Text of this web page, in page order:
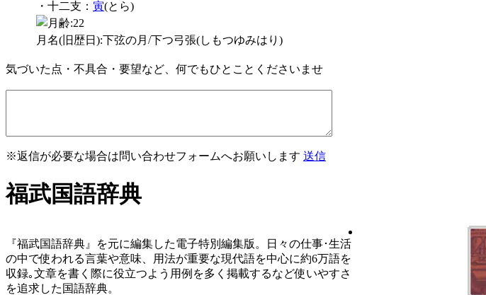
・十二支： 寅(とら)
月名(旧歴日):下弦の月/下つ弓張(しもつゆみはり)
気づいた点・不具合・要望など、何でもひとことくださいませ
※返信が必要な場合は問い合わせフォームへお願いします 送信
福武国語辞典
『福武国語辞典』を元に編集した電子特別編集版。日々の仕事･生活
の中で使われる言葉や意味、用法が重要な現代語を中心に約6万語を
収録｡文章を書く際に役立つよう用例を多く掲載するなど使いやすさ
を追求した国語辞典。